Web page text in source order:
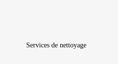
Services de nettoyage